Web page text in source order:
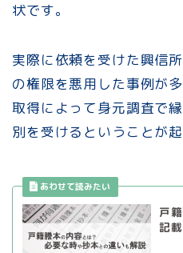
状です。
実際に依頼を受けた興信
の権限を悪用した事例が
取得によって身元調査で
別を受けるということが起
戸
記